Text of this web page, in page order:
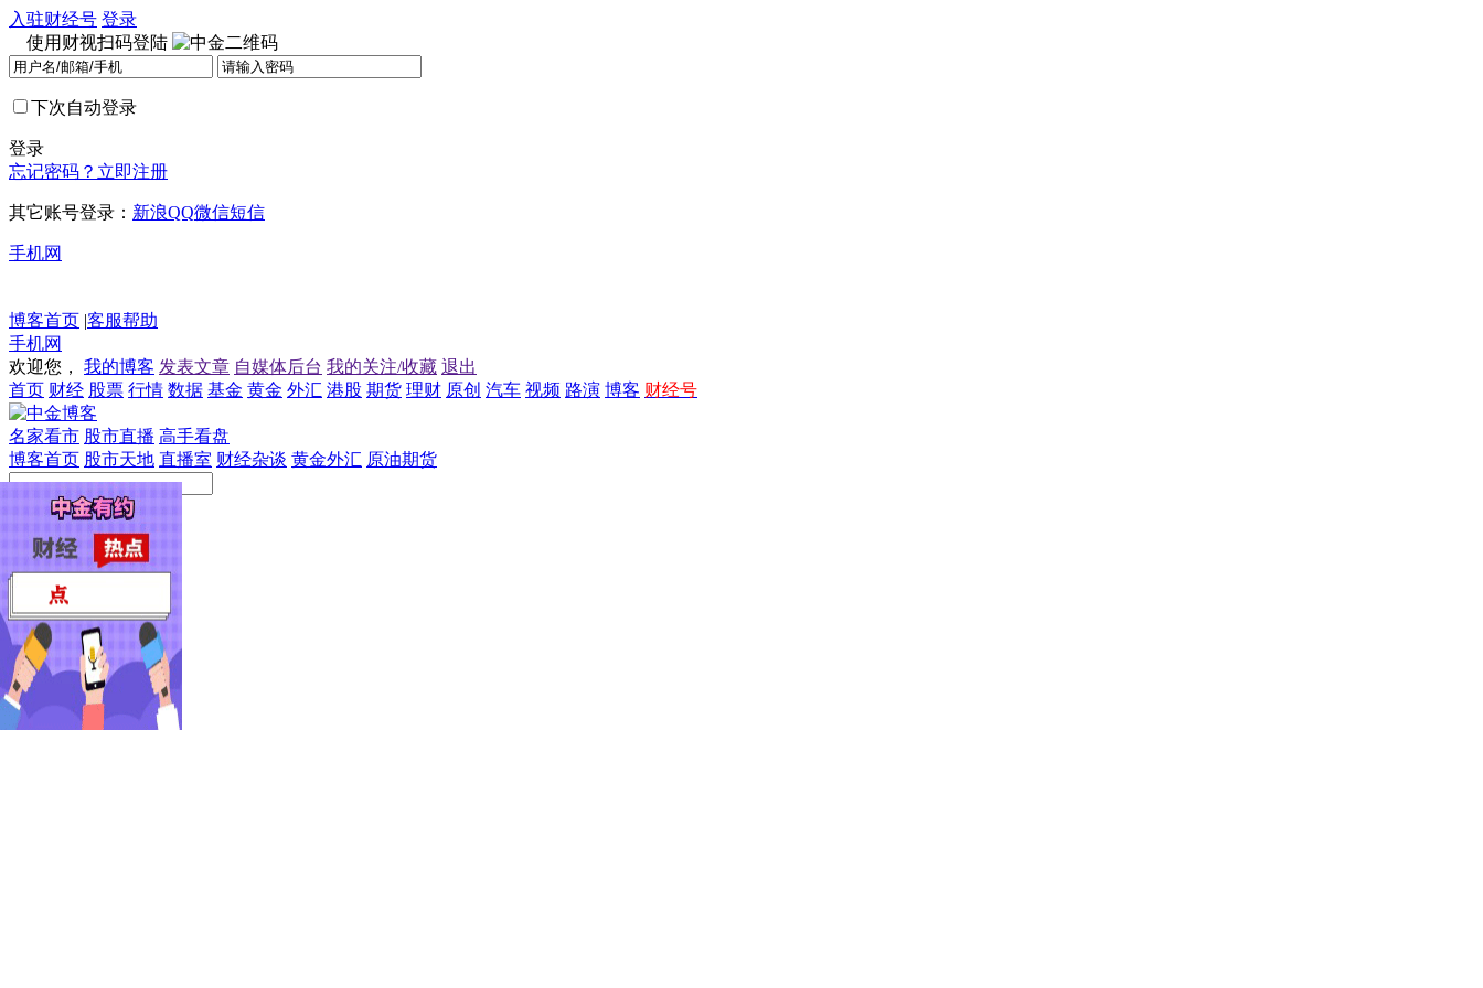
入驻财经号 登录
使用财视扫码登陆
下次自动登录
登录
忘记密码？ 立即注册
其它账号登录： 新浪QQ微信短信
手机网
博客首页 |客服帮助
手机网
欢迎您，
我的博客 发表文章 自媒体后台 我的关注/收藏 退出
首页 财经 股票 行情 数据 基金 黄金 外汇 港股 期货 理财 原创 汽车 视频 路演 博客 财经号
名家看市 股市直播 高手看盘
博客首页 股市天地 直播室 财经杂谈 黄金外汇 原油期货